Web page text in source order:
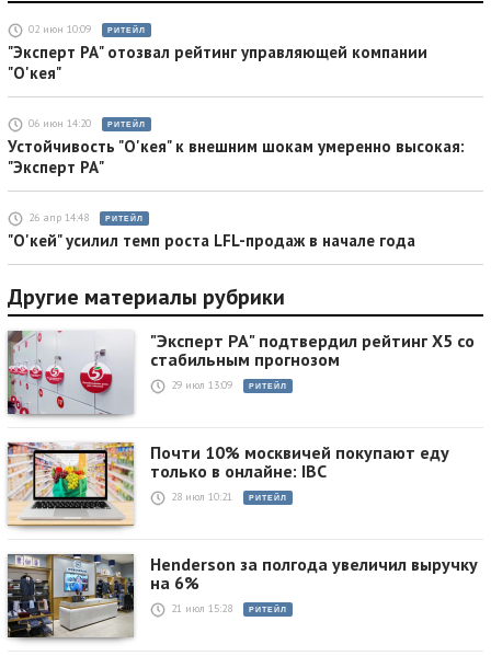
02 июн 10:09 РИТЕЙЛ
"Эксперт РА" отозвал рейтинг управляющей компании
"О'кея"
06 июн 14:20 РИТЕЙЛ
Устойчивость "О'кея" к внешним шокам умеренно высокая:
"Эксперт РА"
26 апр 14:48 РИТЕЙЛ
"О'кей" усилил темп роста LFL-продаж в начале года
Другие материалы рубрики
"Эксперт РА" подтвердил рейтинг X5 со
стабильным прогнозом
29 июл 13:09 РИТЕЙЛ
Почти 10% москвичей покупают еду
только в онлайне: IBC
28 июл 10:21 РИТЕЙЛ
Henderson за полгода увеличил выручку
на 6%
21 июл 15:28 РИТЕЙЛ